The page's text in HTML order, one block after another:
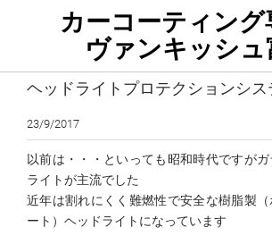
カーコーティング
ヴァンキッシュ
ヘッドライトプロテクションシス
23/9/2017
以前は・・・といっても昭和時代ですが
ライトが主流でした
近年は割れにくく難燃性で安全な樹脂製
ート）ヘッドライトになっています